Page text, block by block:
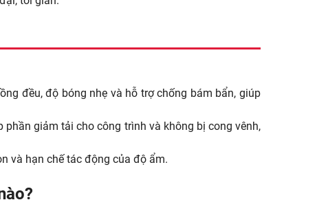
đều, độ bóng nhẹ và hỗ trợ chống bám bẩn, giúp
giảm tải cho công trình và không bị cong vênh,
và hạn chế tác động của độ ẩm.